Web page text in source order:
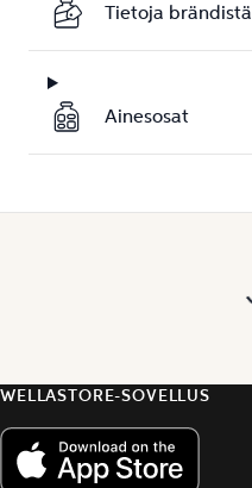
Tietoja brändistä
Ainesosat
WELLASTORE-SOVELLUS